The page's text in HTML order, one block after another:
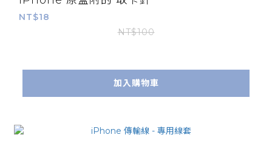
NT$18
NT$100
加入購物車